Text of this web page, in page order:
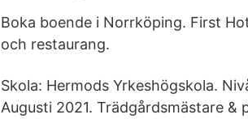
Boka boende i Norrköping. First
och restaurang.
Skola: Hermods Yrkeshögskola.
Augusti 2021. Trädgårdsmästare